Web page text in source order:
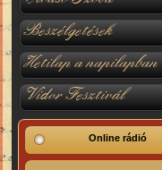
Beszélgetések
Hetilap a napilapban
Vidor Fesztivál
Online rádió